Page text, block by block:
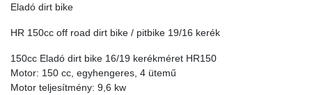
Eladó dirt bike
HR 150cc off road dirt bike / pitbike 19/16 kerék
150cc Eladó dirt bike 16/19 kerékméret HR150
Motor: 150 cc, egyhengeres, 4 ütemű
Motor teljesítmény: 9,6 kw